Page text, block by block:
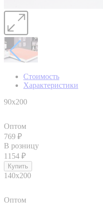
Стоимость
Характеристики
90x200
Оптом
769 ₽
В розницу
1154 ₽
140х200
Оптом